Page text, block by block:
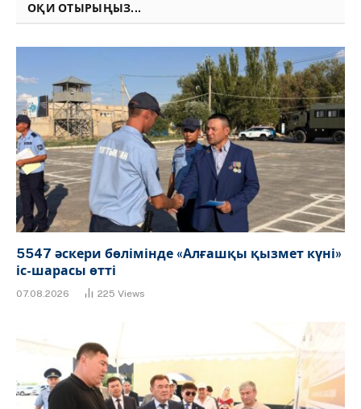
ОҚИ ОТЫРЫҢЫЗ...
5547 әскери бөлімінде «Алғашқы қызмет күні»
іс-шарасы өтті
07.08.2026 225 Views